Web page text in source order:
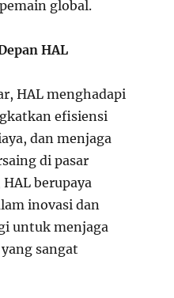
global.
HAL
HAL menghadapi
efisiensi
dan menjaga
di pasar
berupaya
inovasi dan
untuk menjaga
sangat